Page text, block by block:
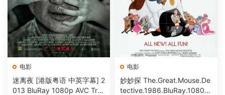
电影
迷离夜 [港版粤语 中英字幕] 2
013 BluRay 1080p AVC Tru
电影
妙妙探 The.Great.Mouse.De
tective.1986.BluRay.1080p.